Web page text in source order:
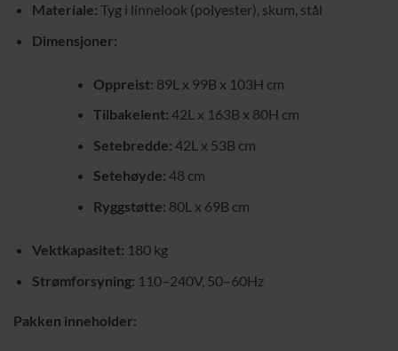
Materiale: Tyg i linnelook (polyester), skum, stål
Dimensjoner:
Oppreist: 89L x 99B x 103H cm
Tilbakelent: 42L x 163B x 80H cm
Setebredde: 42L x 53B cm
Setehøyde: 48 cm
Ryggstøtte: 80L x 69B cm
Vektkapasitet: 180 kg
Strømforsyning: 110–240V, 50–60Hz
Pakken inneholder: